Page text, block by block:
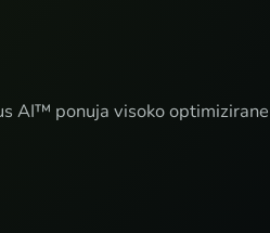
AI™ ponuja visoko